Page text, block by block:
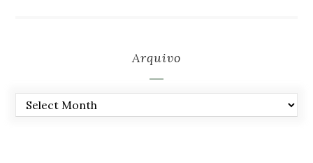
Arquivo